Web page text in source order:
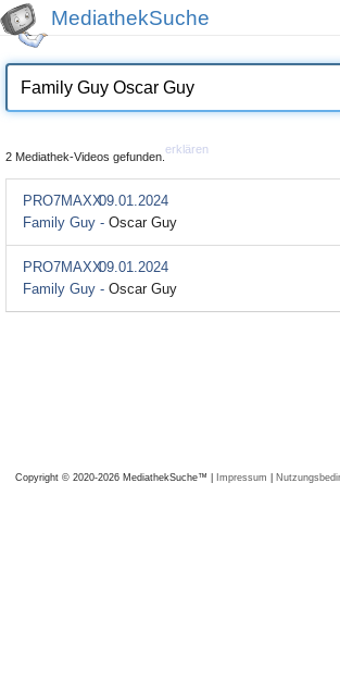
MediathekSuche
2 Mediathek-Videos gefunden.
erklären
PRO7MAXX09.01.2024
Family Guy - Oscar Guy
PRO7MAXX09.01.2024
Family Guy - Oscar Guy
Copyright © 2020-2026 MediathekSuche™ | Impressum |